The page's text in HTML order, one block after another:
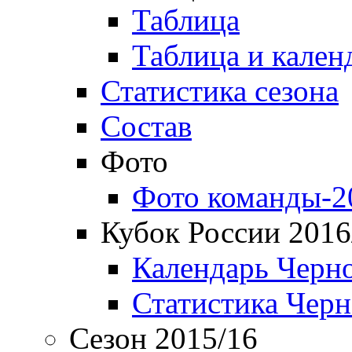
Таблица
Таблица и
Статистика сезона
Состав
Фото
Фото команды-
Кубок России
Календарь
Статистика
Сезон 2015/16